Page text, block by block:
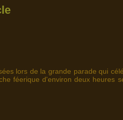
lors de la grande parade qui
féerique d'environ deux heures